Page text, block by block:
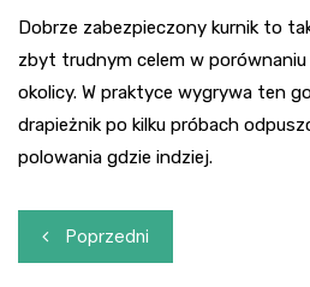
Dobrze zabezpieczony kurnik to
zbyt trudnym celem w
okolicy. W praktyce wygrywa ten
drapieżnik po kilku próbach
polowania gdzie indziej.
Nawigacja
wpisu
Poprzedni